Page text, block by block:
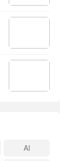
AI